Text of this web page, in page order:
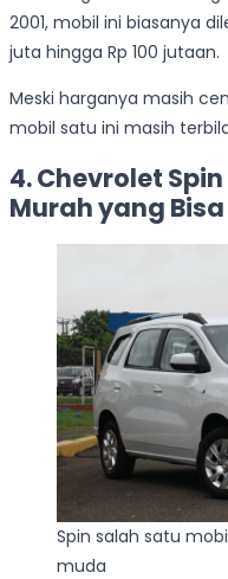
2001, mobil ini biasanya
juta hingga Rp 100 jutaan.
Meski harganya masih
mobil satu ini masih
4. Chevrolet
Murah yang
Spin salah satu
muda